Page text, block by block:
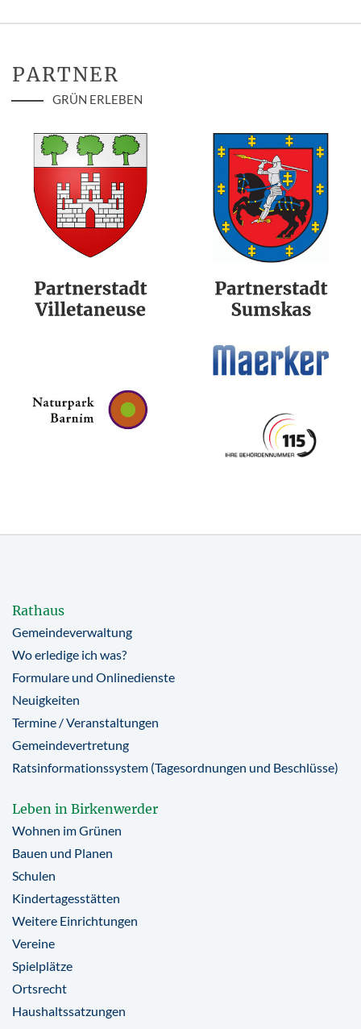
PARTNER
GRÜN ERLEBEN
Rathaus
Gemeindeverwaltung
Wo erledige ich was?
Formulare und Onlinedienste
Neuigkeiten
Termine / Veranstaltungen
Gemeindevertretung
Ratsinformationssystem (Tagesordnungen und Beschlüsse)
Leben in Birkenwerder
Wohnen im Grünen
Bauen und Planen
Schulen
Kindertagesstätten
Weitere Einrichtungen
Vereine
Spielplätze
Ortsrecht
Haushaltssatzungen